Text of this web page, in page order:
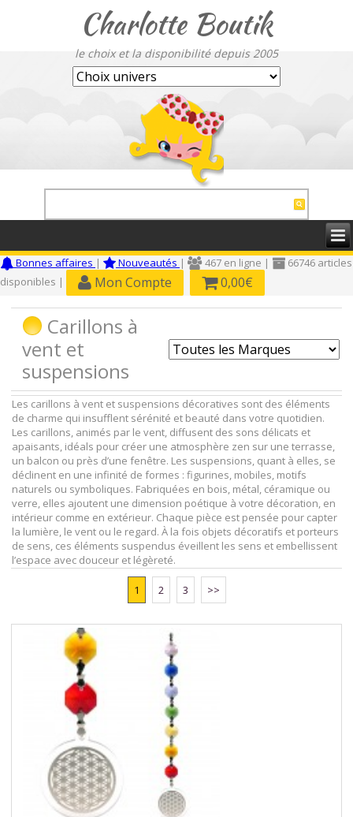
Charlotte Boutik
le choix et la disponibilité depuis 2005
Bonnes affaires | Nouveautés | 467 en ligne |
66746 articles
disponibles |
Mon Compte 0,00€
Carillons à
vent et
suspensions
Les carillons à vent et suspensions décoratives sont des éléments
de charme qui insufflent sérénité et beauté dans votre quotidien.
Les carillons, animés par le vent, diffusent des sons délicats et
apaisants, idéals pour créer une atmosphère zen sur une terrasse,
un balcon ou près d’une fenêtre. Les suspensions, quant à elles, se
déclinent en une infinité de formes : figurines, mobiles, motifs
naturels ou symboliques. Fabriquées en bois, métal, céramique ou
verre, elles ajoutent une dimension poétique à votre décoration, en
intérieur comme en extérieur. Chaque pièce est pensée pour capter
la lumière, le vent ou le regard. À la fois objets décoratifs et porteurs
de sens, ces éléments suspendus éveillent les sens et embellissent
l’espace avec douceur et légèreté.
1 2 3 >>